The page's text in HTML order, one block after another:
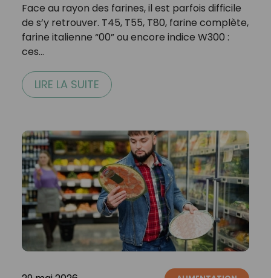
Face au rayon des farines, il est parfois difficile
de s’y retrouver. T45, T55, T80, farine complète,
farine italienne “00” ou encore indice W300 :
ces…
LIRE LA SUITE